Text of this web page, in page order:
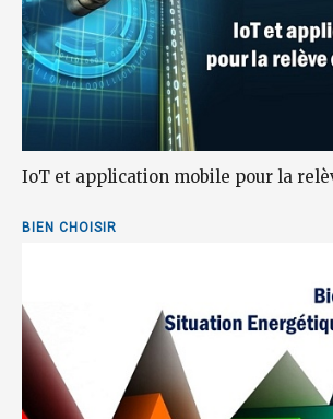
IoT et application mobile pour la
BIEN CHOISIR